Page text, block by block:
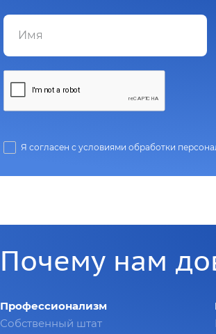
Я согласен с условиями обработки
Почему нам
Профессионализм
Собственный штат